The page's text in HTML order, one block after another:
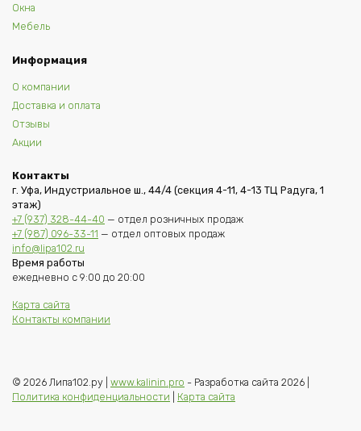
Окна
Мебель
Информация
О компании
Доставка и оплата
Отзывы
Акции
Контакты
г. Уфа, Индустриальное ш., 44/4 (секция 4-11, 4-13 ТЦ Радуга, 1
этаж)
+7 (937) 328-44-40 — отдел розничных продаж
+7 (987) 096-33-11 — отдел оптовых продаж
info@lipa102.ru
Время работы
ежедневно с 9:00 до 20:00
Карта сайта
Контакты компании
© 2026 Липа102.ру | www.kalinin.pro - Разработка сайта 2026 |
Политика конфиденциальности
Карта сайта